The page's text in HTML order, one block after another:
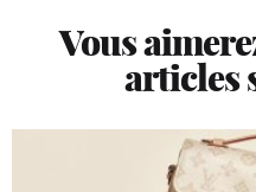
Vous
articles